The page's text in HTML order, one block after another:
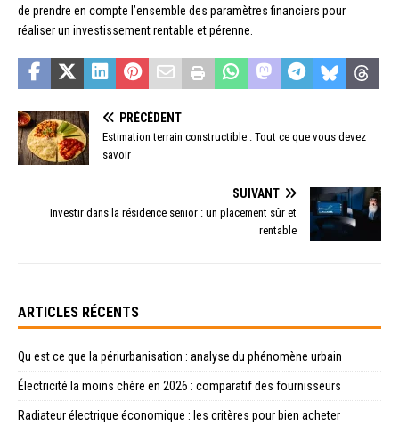
de prendre en compte l’ensemble des paramètres financiers pour
réaliser un investissement rentable et pérenne.
PRÉCÉDENT
Estimation terrain constructible : Tout ce que vous devez
savoir
SUIVANT
Investir dans la résidence senior : un placement sûr et
rentable
ARTICLES RÉCENTS
Qu est ce que la périurbanisation : analyse du phénomène urbain
Électricité la moins chère en 2026 : comparatif des fournisseurs
Radiateur électrique économique : les critères pour bien acheter